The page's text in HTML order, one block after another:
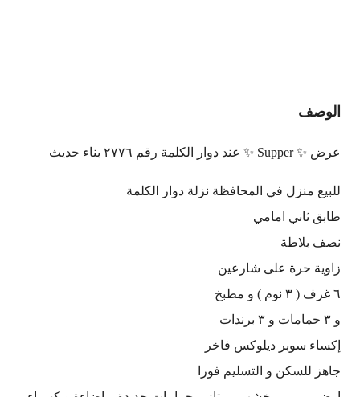
الوصف
عرض ️✨ Supper ️✨ عند دوار الكلمة رقم ٢٧٧٦ بناء حديث
للبيع منزل في المحافظة نزلة دوار الكلمة
طابق ثاني امامي
نصف بلاطة
زاوية حرة على شارعين
٦ غرف ( ٣ نوم ) و مطبخ
و ٣ حمامات و ٣ برندات
إكساء سوبر ديلوكس فاخر
جاهز للسكن و التسليم فورا